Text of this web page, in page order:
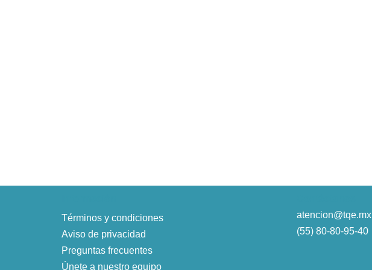
Términos y condiciones
Aviso de privacidad
Preguntas frecuentes
Únete a nuestro equipo
atencion@tqe.mx
(55) 80-80-95-40